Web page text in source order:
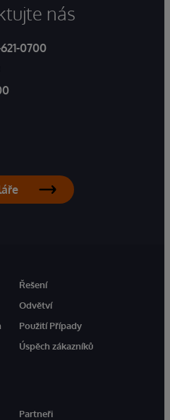
nás
621-0700
Řešení
Odvětví
Použití Případy
Úspěch zákazníků
Partneři